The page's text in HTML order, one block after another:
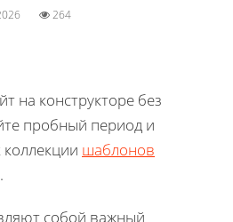
2026 264
на конструкторе без
пробный период и
коллекции шаблонов
.
собой важный